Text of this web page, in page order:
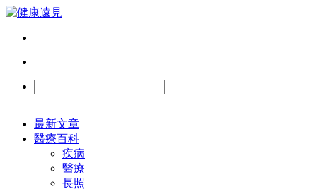
最新文章
醫療百科
疾病
醫療
長照